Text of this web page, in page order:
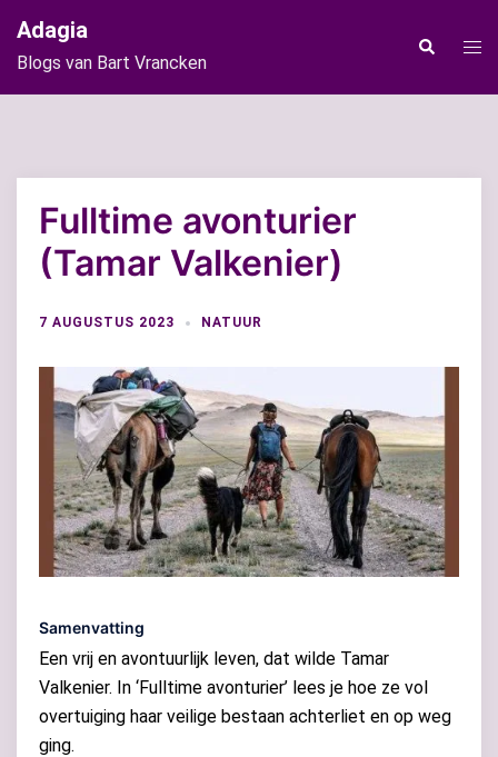
naar
de
inhoud
Adagia
Blogs van Bart Vrancken
Zoeken
Fulltime avonturier
(Tamar Valkenier)
7 AUGUSTUS 2023 NATUUR
Samenvatting
Een vrij en avontuurlijk leven, dat wilde Tamar
Valkenier. In ‘Fulltime avonturier’ lees je hoe ze vol
overtuiging haar veilige bestaan achterliet en op weg
ging.